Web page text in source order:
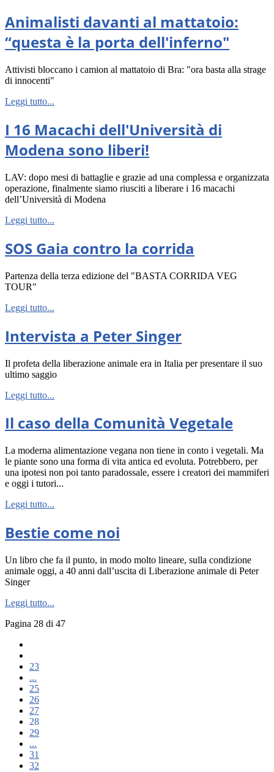
Animalisti davanti al mattatoio:
“questa è la porta dell'inferno"
Attivisti bloccano i camion al mattatoio di Bra: "ora basta alla strage
di innocenti"
Leggi tutto...
I 16 Macachi dell'Università di
Modena sono liberi!
LAV: dopo mesi di battaglie e grazie ad una complessa e organizzata
operazione, finalmente siamo riusciti a liberare i 16 macachi
dell’Università di Modena
Leggi tutto...
SOS Gaia contro la corrida
Partenza della terza edizione del "BASTA CORRIDA VEG
TOUR"
Leggi tutto...
Intervista a Peter Singer
Il profeta della liberazione animale era in Italia per presentare il suo
ultimo saggio
Leggi tutto...
Il caso della Comunità Vegetale
La moderna alimentazione vegana non tiene in conto i vegetali. Ma
le piante sono una forma di vita antica ed evoluta. Potrebbero, per
una ipotesi non poi tanto paradossale, essere i creatori dei mammiferi
e oggi i tutori...
Leggi tutto...
Bestie come noi
Un libro che fa il punto, in modo molto lineare, sulla condizione
animale oggi, a 40 anni dall’uscita di Liberazione animale di Peter
Singer
Leggi tutto...
Pagina 28 di 47
23
...
25
26
27
28
29
...
31
32